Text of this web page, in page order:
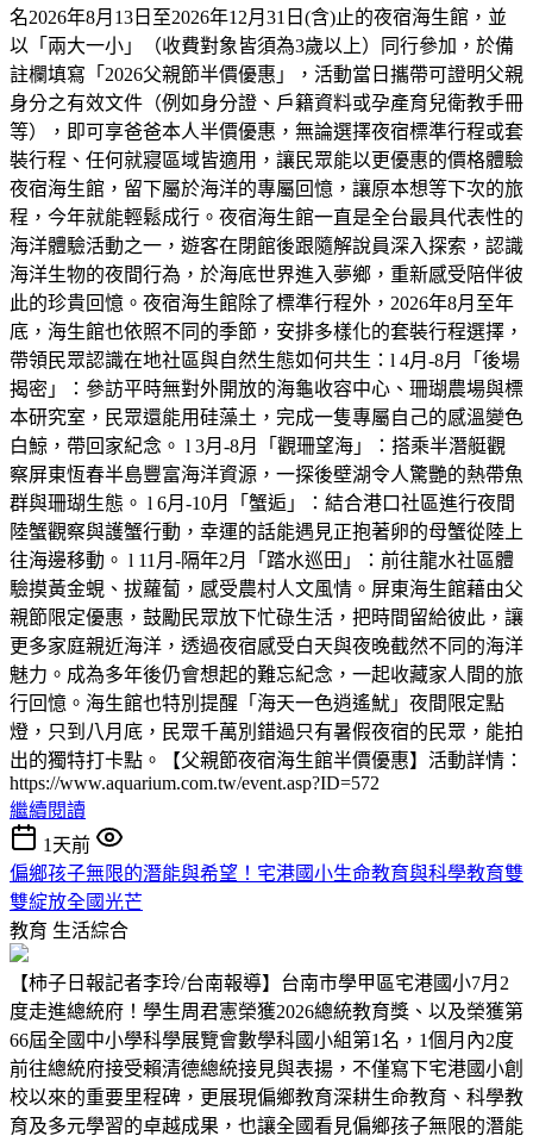
名2026年8月13日至2026年12月31日(含)止的夜宿海生館，並
以「兩大一小」（收費對象皆須為3歲以上）同行參加，於備
註欄填寫「2026父親節半價優惠」，活動當日攜帶可證明父親
身分之有效文件（例如身分證、戶籍資料或孕產育兒衛教手冊
等），即可享爸爸本人半價優惠，無論選擇夜宿標準行程或套
裝行程、任何就寢區域皆適用，讓民眾能以更優惠的價格體驗
夜宿海生館，留下屬於海洋的專屬回憶，讓原本想等下次的旅
程，今年就能輕鬆成行。夜宿海生館一直是全台最具代表性的
海洋體驗活動之一，遊客在閉館後跟隨解說員深入探索，認識
海洋生物的夜間行為，於海底世界進入夢鄉，重新感受陪伴彼
此的珍貴回憶。夜宿海生館除了標準行程外，2026年8月至年
底，海生館也依照不同的季節，安排多樣化的套裝行程選擇，
帶領民眾認識在地社區與自然生態如何共生：l 4月-8月「後場
揭密」：參訪平時無對外開放的海龜收容中心、珊瑚農場與標
本研究室，民眾還能用硅藻土，完成一隻專屬自己的感溫變色
白鯨，帶回家紀念。 l 3月-8月「觀珊望海」：搭乘半潛艇觀
察屏東恆春半島豐富海洋資源，一探後壁湖令人驚艷的熱帶魚
群與珊瑚生態。 l 6月-10月「蟹逅」：結合港口社區進行夜間
陸蟹觀察與護蟹行動，幸運的話能遇見正抱著卵的母蟹從陸上
往海邊移動。 l 11月-隔年2月「踏水巡田」：前往龍水社區體
驗摸黃金蜆、拔蘿蔔，感受農村人文風情。屏東海生館藉由父
親節限定優惠，鼓勵民眾放下忙碌生活，把時間留給彼此，讓
更多家庭親近海洋，透過夜宿感受白天與夜晚截然不同的海洋
魅力。成為多年後仍會想起的難忘紀念，一起收藏家人間的旅
行回憶。海生館也特別提醒「海天一色逍遙魷」夜間限定點
燈，只到八月底，民眾千萬別錯過只有暑假夜宿的民眾，能拍
出的獨特打卡點。【父親節夜宿海生館半價優惠】活動詳情：
https://www.aquarium.com.tw/event.asp?ID=572
繼續閱讀
1天前
偏鄉孩子無限的潛能與希望！宅港國小生命教育與科學教育雙
雙綻放全國光芒
教育 生活綜合
【柿子日報記者李玲/台南報導】台南市學甲區宅港國小7月2
度走進總統府！學生周君憲榮獲2026總統教育獎、以及榮獲第
66屆全國中小學科學展覽會數學科國小組第1名，1個月內2度
前往總統府接受賴清德總統接見與表揚，不僅寫下宅港國小創
校以來的重要里程碑，更展現偏鄉教育深耕生命教育、科學教
育及多元學習的卓越成果，也讓全國看見偏鄉孩子無限的潛能